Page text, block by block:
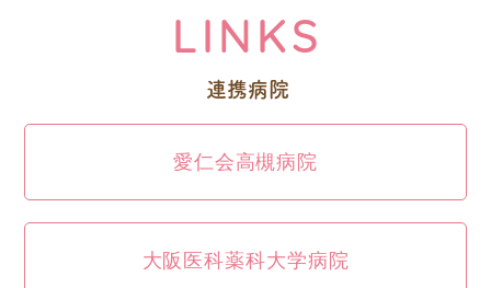
LINKS
連携病院
愛仁会高槻病院
大阪医科薬科大学病院